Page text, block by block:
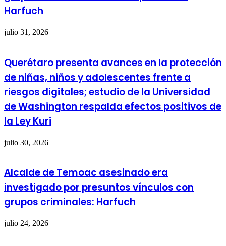
Harfuch
julio 31, 2026
Querétaro presenta avances en la protección
de niñas, niños y adolescentes frente a
riesgos digitales; estudio de la Universidad
de Washington respalda efectos positivos de
la Ley Kuri
julio 30, 2026
Alcalde de Temoac asesinado era
investigado por presuntos vínculos con
grupos criminales: Harfuch
julio 24, 2026